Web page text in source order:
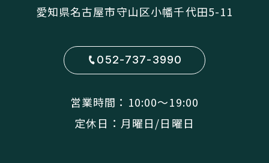
愛知県名古屋市守山区小幡千代田5-11
052-737-3990
営業時間：10:00〜19:00
定休日：月曜日/日曜日